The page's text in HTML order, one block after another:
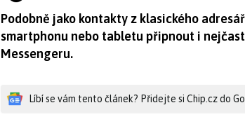
Podobně jako kontakty z klasického
smartphonu nebo tabletu připnout i
Messengeru.
Líbí se vám tento článek? Přidejte si Chip.cz do